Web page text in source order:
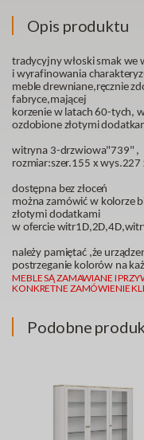
Opis produktu
tradycyjny włoski smak we
i wyrafinowania
meble drewniane,ręcznie
fabryce,mającej
korzenie w latach 60-tych,
ozdobione złotymi
witryna 3-drzwiowa"739" ,
rozmiar:szer.155 x wys.227
dostępna bez złoceń
można zamówić w kolorze
złotymi dodatkami
w ofercie
należy pamiętać ,że
postrzeganie kolorów na
MEBLE SĄ ZAMAWIANE I
KONKRETNE ZAMÓWIENIE
Podobne